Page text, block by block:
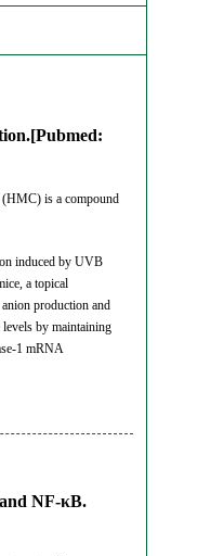
(HMC) is a compound
induced by UVB
a topical
production and
by maintaining
1 mRNA
NF-κB.